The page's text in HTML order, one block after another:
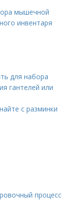
мышечной
инвентаря
для набора
гантелей или
с разминки
процесс